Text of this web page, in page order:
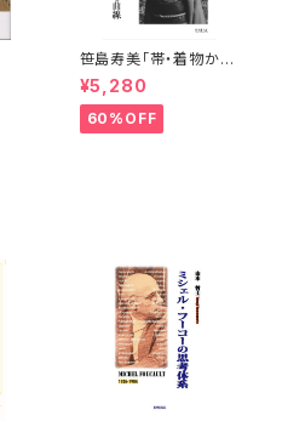
笹島寿美「帯・着物から
みた女の姿情と曲線」
¥5,280
60%OFF